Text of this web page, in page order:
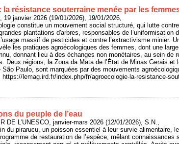
la résistance souterraine menée par les
19 janvier 2026 (19/01/2026), 19/01/2026,
constitue un mouvement social structuré, qui lutte
plantations d'arbres, responsables de l’uniformisation
massif de pesticides et contre l’extractivisme minier.
les pratiques agroécologiques des femmes, dont une
donnant lieu à des échanges non monétaires, au sein de
Deux régions, la Zona da Mata de l’État de Minas Gerais et
São Paulo, sont marquées par des mouvements
https://lemag.ird.fr/index.php/fr/agroecologie-la-resistance-
du peuple de l’eau
DE L'UNESCO, janvier-mars 2026 (12/01/2026), S.N.,
du pirarucu, un poisson essentiel à leur survie alimentaire,
de restauration de l’espèce, mêlant